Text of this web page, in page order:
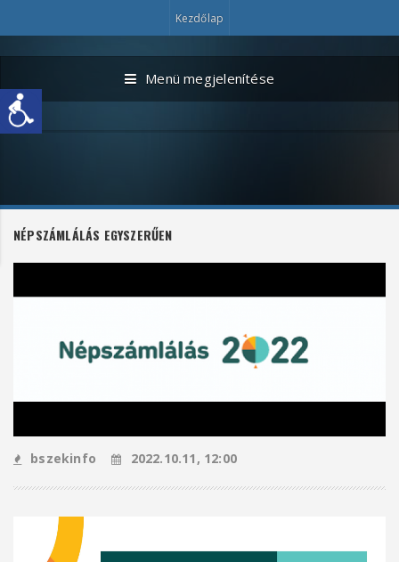
Kezdőlap
Menü megjelenítése
NÉPSZÁMLÁLÁS EGYSZERŰEN
bszekinfo 2022.10.11, 12:00